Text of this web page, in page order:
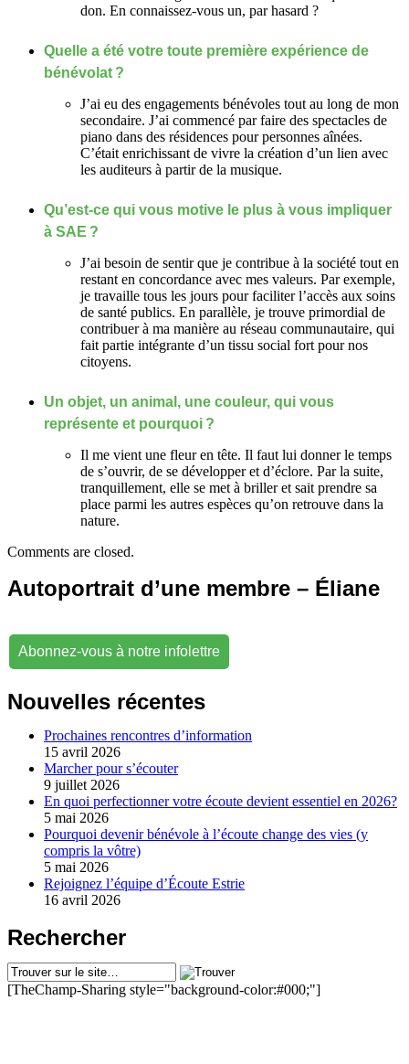
don. En connaissez-vous un, par hasard ?
Quelle a été votre toute première expérience de
bénévolat ?
J’ai eu des engagements bénévoles tout au long de mon
secondaire. J’ai commencé par faire des spectacles de
piano dans des résidences pour personnes aînées.
C’était enrichissant de vivre la création d’un lien avec
les auditeurs à partir de la musique.
Qu’est-ce qui vous motive le plus à vous impliquer
à SAE ?
J’ai besoin de sentir que je contribue à la société tout en
restant en concordance avec mes valeurs. Par exemple,
je travaille tous les jours pour faciliter l’accès aux soins
de santé publics. En parallèle, je trouve primordial de
contribuer à ma manière au réseau communautaire, qui
fait partie intégrante d’un tissu social fort pour nos
citoyens.
Un objet, un animal, une couleur, qui vous
représente et pourquoi ?
Il me vient une fleur en tête. Il faut lui donner le temps
de s’ouvrir, de se développer et d’éclore. Par la suite,
tranquillement, elle se met à briller et sait prendre sa
place parmi les autres espèces qu’on retrouve dans la
nature.
Comments are closed.
Autoportrait d’une membre – Éliane
Abonnez-vous à notre infolettre
Nouvelles récentes
Prochaines rencontres d’information
15 avril 2026
Marcher pour s’écouter
9 juillet 2026
En quoi perfectionner votre écoute devient essentiel en 2026?
5 mai 2026
Pourquoi devenir bénévole à l’écoute change des vies (y
compris la vôtre)
5 mai 2026
Rejoignez l’équipe d’Écoute Estrie
16 avril 2026
Rechercher
[TheChamp-Sharing style="background-color:#000;"]